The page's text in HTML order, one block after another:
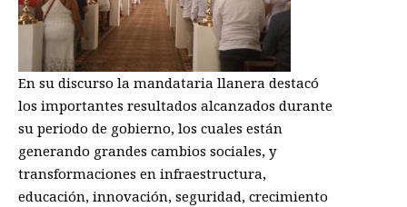
En su discurso la mandataria llanera destacó
los importantes resultados alcanzados durante
su periodo de gobierno, los cuales están
generando grandes cambios sociales, y
transformaciones en infraestructura,
educación, innovación, seguridad, crecimiento